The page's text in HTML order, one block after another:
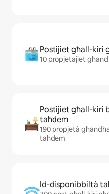
Postijiet għall-kiri
10 propjetajiet
Postijiet għall-kiri
taħdem
190 propjetà
taħdem
Id-disponibbiltà